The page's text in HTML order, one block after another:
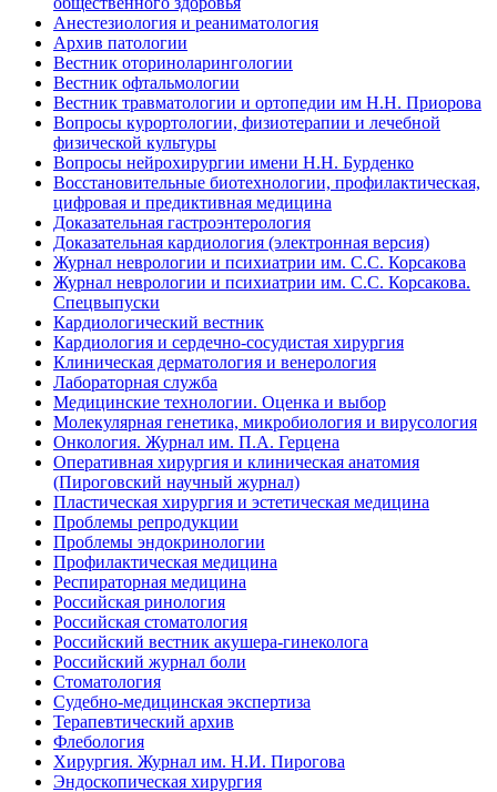
Анестезиология и реаниматология
Архив патологии
Вестник оториноларингологии
Вестник офтальмологии
Вестник травматологии и ортопедии им Н.Н. Приорова
Вопросы курортологии, физиотерапии и лечебной
физической культуры
Вопросы нейрохирургии имени Н.Н. Бурденко
Восстановительные биотехнологии, профилактическая,
цифровая и предиктивная медицина
Доказательная гастроэнтерология
Доказательная кардиология (электронная версия)
Журнал неврологии и психиатрии им. С.С. Корсакова
Журнал неврологии и психиатрии им. С.С. Корсакова.
Спецвыпуски
Кардиологический вестник
Кардиология и сердечно-сосудистая хирургия
Клиническая дерматология и венерология
Лабораторная служба
Медицинские технологии. Оценка и выбор
Молекулярная генетика, микробиология и вирусология
Онкология. Журнал им. П.А. Герцена
Оперативная хирургия и клиническая анатомия
(Пироговский научный журнал)
Пластическая хирургия и эстетическая медицина
Проблемы репродукции
Проблемы эндокринологии
Профилактическая медицина
Респираторная медицина
Российская ринология
Российская стоматология
Российский вестник акушера-гинеколога
Российский журнал боли
Стоматология
Судебно-медицинская экспертиза
Терапевтический архив
Флебология
Хирургия. Журнал им. Н.И. Пирогова
Эндоскопическая хирургия